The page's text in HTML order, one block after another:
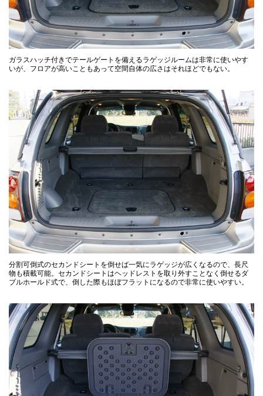
ガラスハッチ付きでテールゲートを備えるラゲッジルームは非常に使いやす
いが、フロアが高いこともあって空間自体の広さはそれほどでもない。
分割可倒式のセカンドシートを倒せば一気にラゲッジが広くなるので、長尺
物も積載可能。セカンドシートはヘッドレストを取り外すことなく倒せるダ
ブルホールド式で、倒した際もほぼフラットになるので非常に使いやすい。